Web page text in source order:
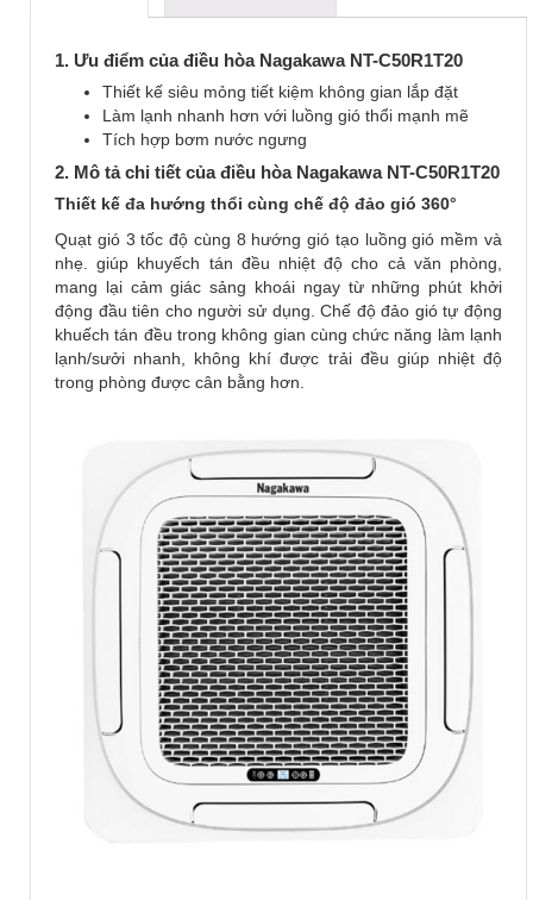
1. Ưu điểm của điều hòa Nagakawa NT-C50R1T20
Thiết kế siêu mỏng tiết kiệm không gian lắp đặt
Làm lạnh nhanh hơn với luồng gió thổi mạnh mẽ
Tích hợp bơm nước ngưng
2. Mô tả chi tiết của điều hòa Nagakawa NT-C50R1T20
Thiết kế đa hướng thổi cùng chế độ đảo gió 360°
Quạt gió 3 tốc độ cùng 8 hướng gió tạo luồng gió mềm và
nhẹ. giúp khuyếch tán đều nhiệt độ cho cả văn phòng,
mang lại cảm giác sảng khoái ngay từ những phút khởi
động đầu tiên cho người sử dụng. Chế độ đảo gió tự động
khuếch tán đều trong không gian cùng chức năng làm lạnh
lạnh/sưởi nhanh, không khí được trải đều giúp nhiệt độ
trong phòng được cân bằng hơn.